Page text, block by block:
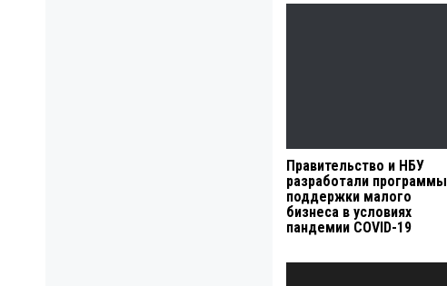
Правительство и НБУ
разработали программы
поддержки малого
бизнеса в условиях
пандемии COVID-19
Навигация